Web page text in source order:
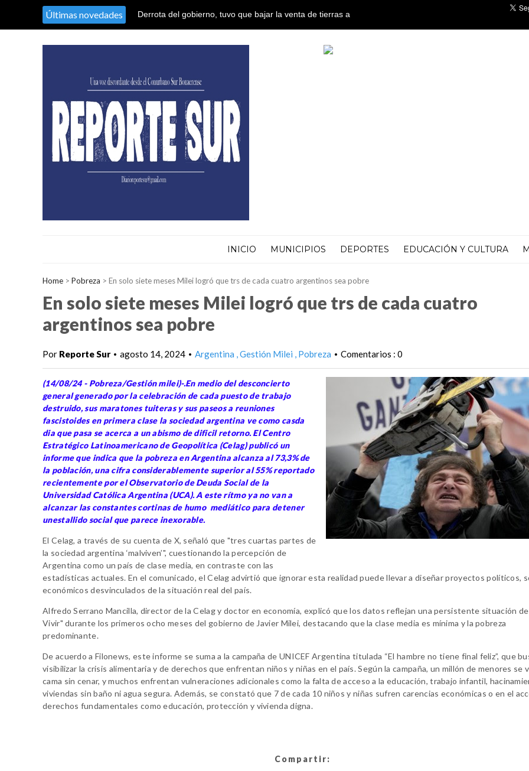
Últimas novedades
Derrota del gobierno, tuvo que bajar la venta de tierras a
INICIO MUNICIPIOS DEPORTES EDUCACIÓN Y CULTURA
Home > Pobreza > En solo siete meses Milei logró que trs de cada cuatro argentinos sea pobre
En solo siete meses Milei logró que trs de cada cuatro
argentinos sea pobre
Por Reporte Sur • agosto 14, 2024 • Argentina Gestión Milei Pobreza • Comentarios : 0
(14/08/24 - Pobreza/Gestión milei)-.En medio del desconcierto
general generado por la celebración de cada puesto de trabajo
destruido, sus maratones tuiteras y sus paseos a reuniones
fascistoides en primera clase la sociedad argentina ve como casda
dia que pasa se acerca a un abismo de dificil retorno. El Centro
Estratégico Latinoamericano de Geopolítica (Celag) publicó un
informe que indica que la pobreza en Argentina alcanza al 73,3% de
la población, una cifra considerablemente superior al 55% reportado
recientemente por el Observatorio de Deuda Social de la
Universidad Católica Argentina (UCA). A este rítmo ya no van a
alcanzar las constantes cortinas de humo mediático para detener
unestallido social que parece inexorable.
El Celag, a través de su cuenta de X, señaló que "tres cuartas partes de
la sociedad argentina ‘malviven’", cuestionando la percepción de
Argentina como un país de clase media, en contraste con las
estadísticas actuales. En el comunicado, el Celag advirtió que ignorar esta realidad puede llevar a diseñar proyectos políticos,
económicos desvinculados de la situación real del país.
Alfredo Serrano Mancilla, director de la Celag y doctor en economía, explicó que los datos reflejan una persistente situación
Vivir" durante los primeros ocho meses del gobierno de Javier Milei, destacando que la clase media es mínima y la pobreza
predominante.
De acuerdo a Filonews, este informe se suma a la campaña de UNICEF Argentina titulada “El hambre no tiene final feliz”, que
visibilizar la crisis alimentaria y de derechos que enfrentan niños y niñas en el país. Según la campaña, un millón de menores se
cama sin cenar, y muchos enfrentan vulneraciones adicionales como la falta de acceso a la educación, trabajo infantil,
viviendas sin baño ni agua segura. Además, se constató que 7 de cada 10 niños y niñas sufren carencias económicas o en el
derechos fundamentales como educación, protección y vivienda digna.
Compartir: